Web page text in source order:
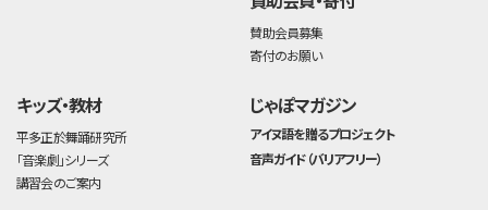
賛助会員募集
寄付のお願い
キッズ・教材
平多正於舞踊研究所
「音楽劇」シリーズ
講習会のご案内
じゃぽマガジン
アイヌ語を贈るプロジェクト
音声ガイド（バリアフリー）